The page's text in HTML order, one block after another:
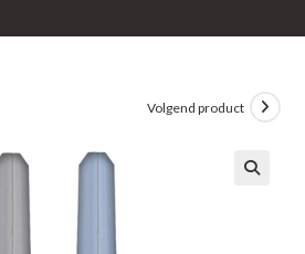
Volgend product